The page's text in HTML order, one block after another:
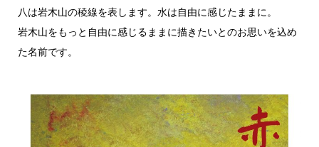
八は岩木山の稜線を表します。水は自由に感じたままに。
岩木山をもっと自由に感じるままに描きたいとのお思いを込め
た名前です。